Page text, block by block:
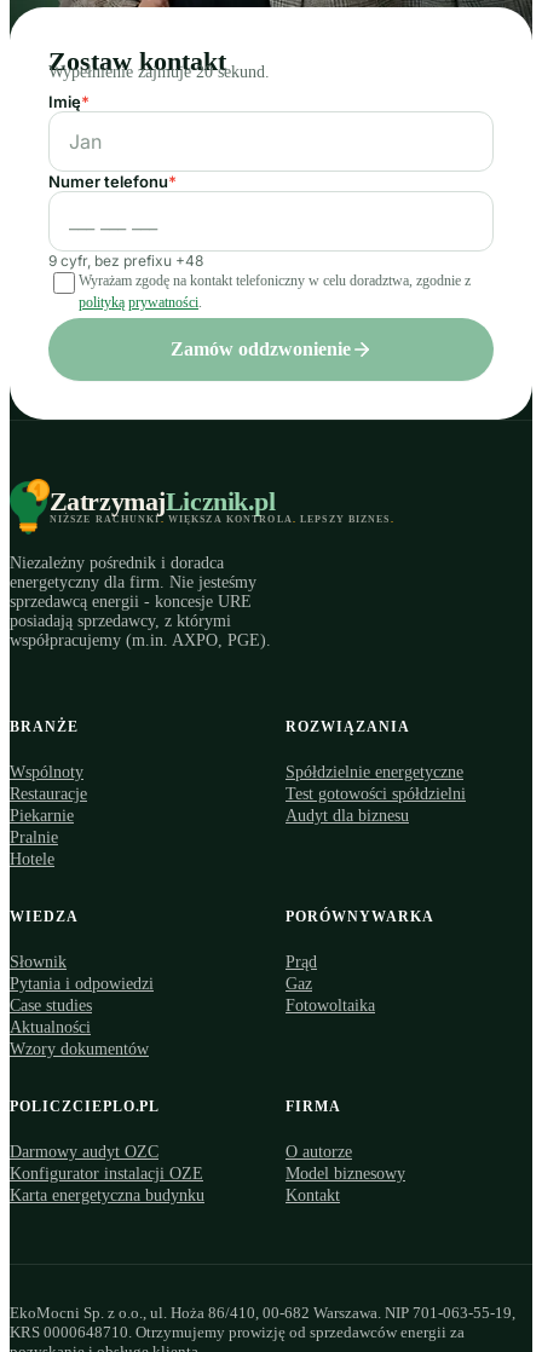
Zostaw kontakt
Wypełnienie zajmuje 20 sekund.
Imię*
Numer telefonu*
9 cyfr, bez prefixu +48
Wyrażam zgodę na kontakt telefoniczny w celu doradztwa, zgodnie z
polityką prywatności.
Zamów oddzwonienie
ZatrzymajLicznik.pl
NIŻSZE RACHUNKI. WIĘKSZA KONTROLA. LEPSZY BIZNES .
Niezależny pośrednik i doradca
energetyczny dla firm. Nie jesteśmy
sprzedawcą energii - koncesje URE
posiadają sprzedawcy, z którymi
współpracujemy (m.in. AXPO, PGE).
BRANŻE
Wspólnoty
Restauracje
Piekarnie
Pralnie
Hotele
ROZWIĄZANIA
Spółdzielnie energetyczne
Test gotowości spółdzielni
Audyt dla biznesu
WIEDZA
Słownik
Pytania i odpowiedzi
Case studies
Aktualności
Wzory dokumentów
PORÓWNYWARKA
Prąd
Gaz
Fotowoltaika
POLICZCIEPLO.PL
Darmowy audyt OZC
Konfigurator instalacji OZE
Karta energetyczna budynku
FIRMA
O autorze
Model biznesowy
Kontakt
EkoMocni Sp. z o.o., ul. Hoża 86/410, 00-682 Warszawa. NIP 701-063-55-19,
KRS 0000648710. Otrzymujemy prowizję od sprzedawców energii za